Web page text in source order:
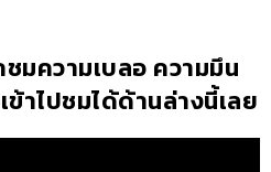
ชมความเบลอ ความมึน
ข้าไปชมได้ด้านล่างนี้เลย